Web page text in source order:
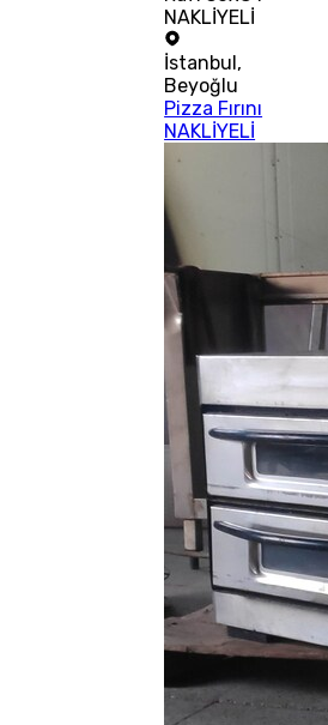
NAKLİYELİ
İstanbul,
Beyoğlu
Pizza Fırını
NAKLİYELİ